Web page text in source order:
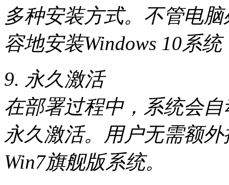
多种安装方式。不管电
容地安装Windows 10系
9. 永久激活
在部署过程中，系统会
永久激活。用户无需额
Win7旗舰版系统。